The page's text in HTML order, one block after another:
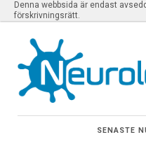
Denna webbsida är endast
förskrivningsrätt.
SENASTE